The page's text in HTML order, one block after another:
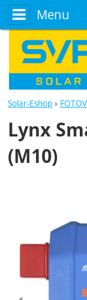
Menu
Solar-Eshop
Lynx
(M10)